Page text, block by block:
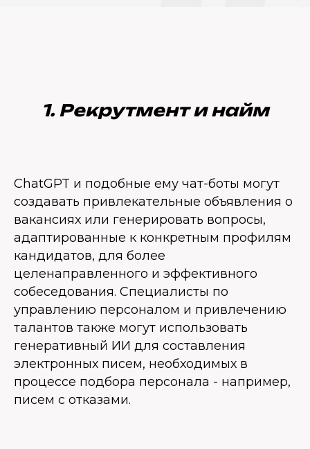
1. Рекрутмент и найм
ChatGPT и подобные ему чат-боты могут
создавать привлекательные объявления о
вакансиях или генерировать вопросы,
адаптированные к конкретным профилям
кандидатов, для более
целенаправленного и эффективного
собеседования. Специалисты по
управлению персоналом и привлечению
талантов также могут использовать
генеративный ИИ для составления
электронных писем, необходимых в
процессе подбора персонала - например,
писем с отказами.